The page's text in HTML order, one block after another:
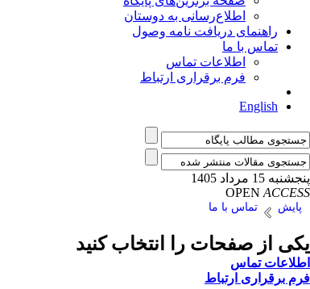
اطلاع‌رسانی به دوستان
راهنمای دریافت نامه وصول
تماس با ما
اطلاعات تماس
فرم برقراری ارتباط
English
پنجشنبه 15 مرداد 1405
OPEN ACCESS
پایش تماس با ما
یکی از صفحات را انتخاب کنید
اطلاعات تماس
فرم برقراری ارتباط